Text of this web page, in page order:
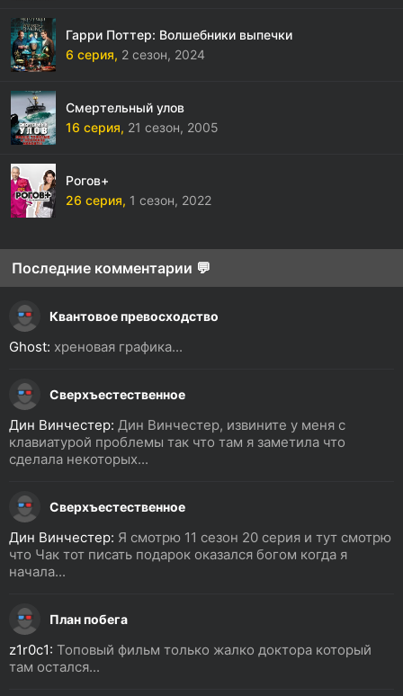
Гарри Поттер: Волшебники выпечки
6 серия, 2 сезон, 2024
Смертельный улов
16 серия, 21 сезон, 2005
Рогов+
26 серия, 1 сезон, 2022
Последние комментарии 💬
Квантовое превосходство
Ghost: хреновая графика...
Сверхъестественное
Дин Винчестер: Дин Винчестер, извините у меня с
клавиатурой проблемы так что там я заметила что
сделала некоторых...
Сверхъестественное
Дин Винчестер: Я смотрю 11 сезон 20 серия и тут смотрю
что Чак тот писать подарок оказался богом когда я
начала...
План побега
z1r0c1: Топовый фильм только жалко доктора который
там остался...